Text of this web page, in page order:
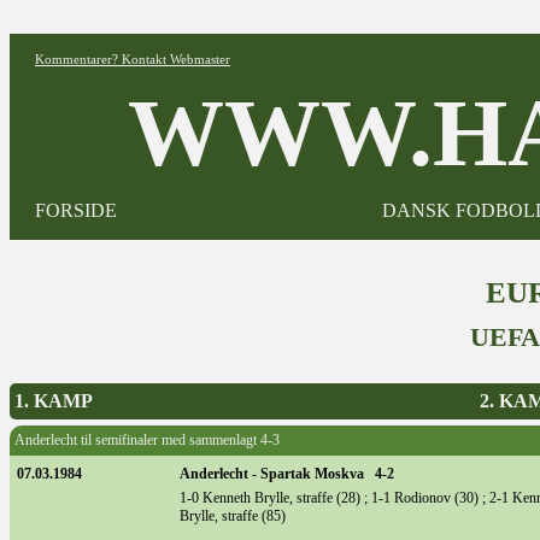
Kommentarer? Kontakt Webmaster
FORSIDE DANSK
1. KAMP 2.
Anderlecht til semifinaler med sammenlagt 4-3
07.03.1984
Anderlecht - Spartak Moskva 4-2
1-0 Kenneth Brylle, straffe (28) ; 1-1 Rodionov (30) ; 2-1
Brylle, straffe (85)